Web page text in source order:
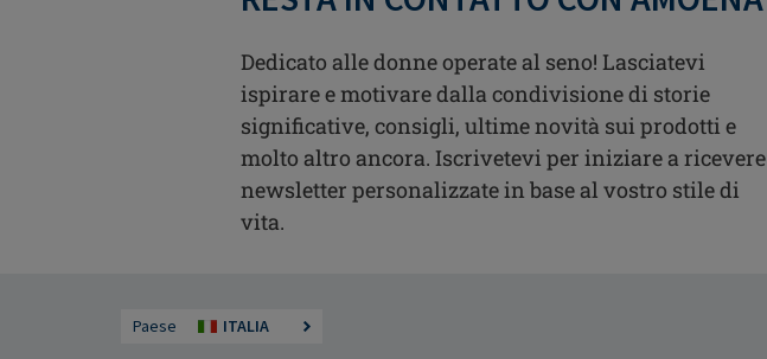
Dedicato alle donne operate al seno! Lasciatevi
ispirare e motivare dalla condivisione di storie
significative, consigli, ultime novità sui prodotti e
molto altro ancora. Iscrivetevi per iniziare a ricevere
newsletter personalizzate in base al vostro stile di
vita.
Paese ITALIA